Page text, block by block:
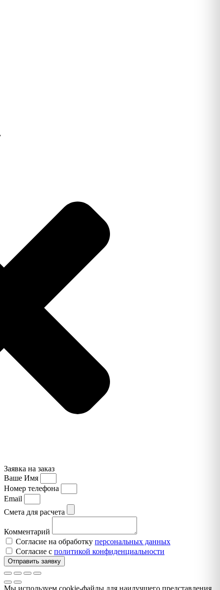
Заявка на заказ
Ваше Имя
Номер телефона
Email
Смета для расчета
Комментарий
Согласие на обработку персональных данных
Согласие с политикой конфиденциальности
Отправить заявку